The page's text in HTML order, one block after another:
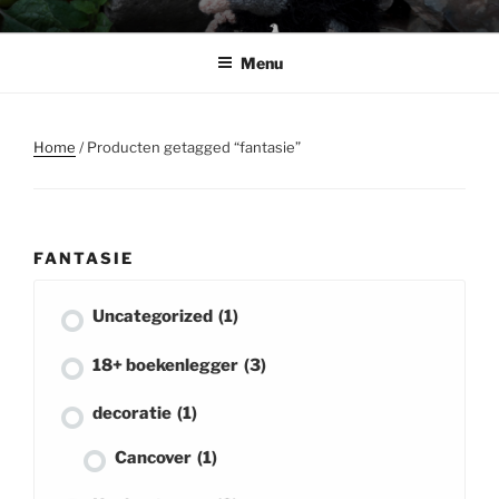
Ga
naarBABSHOP
Barbara's haak en cadeau winkeltje
Menu
Home / Producten getagged “fantasie”
FANTASIE
Uncategorized (1)
18+ boekenlegger (3)
decoratie (1)
Cancover (1)